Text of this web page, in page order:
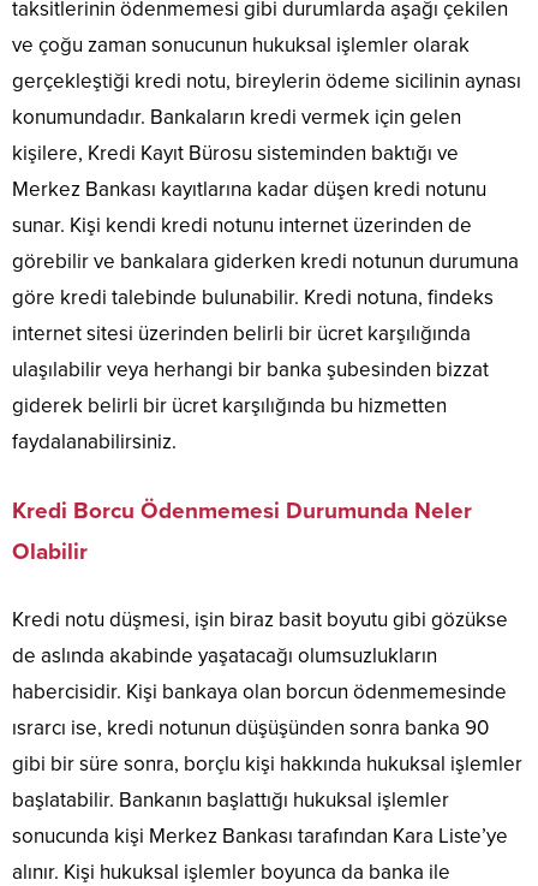
taksitlerinin ödenmemesi gibi durumlarda aşağı çekilen
ve çoğu zaman sonucunun hukuksal işlemler olarak
gerçekleştiği kredi notu, bireylerin ödeme sicilinin aynası
konumundadır. Bankaların kredi vermek için gelen
kişilere, Kredi Kayıt Bürosu sisteminden baktığı ve
Merkez Bankası kayıtlarına kadar düşen kredi notunu
sunar. Kişi kendi kredi notunu internet üzerinden de
görebilir ve bankalara giderken kredi notunun durumuna
göre kredi talebinde bulunabilir. Kredi notuna, findeks
internet sitesi üzerinden belirli bir ücret karşılığında
ulaşılabilir veya herhangi bir banka şubesinden bizzat
giderek belirli bir ücret karşılığında bu hizmetten
faydalanabilirsiniz.
Kredi Borcu Ödenmemesi Durumunda Neler
Olabilir
Kredi notu düşmesi, işin biraz basit boyutu gibi gözükse
de aslında akabinde yaşatacağı olumsuzlukların
habercisidir. Kişi bankaya olan borcun ödenmemesinde
ısrarcı ise, kredi notunun düşüşünden sonra banka 90
gibi bir süre sonra, borçlu kişi hakkında hukuksal işlemler
başlatabilir. Bankanın başlattığı hukuksal işlemler
sonucunda kişi Merkez Bankası tarafından Kara Liste’ye
alınır. Kişi hukuksal işlemler boyunca da banka ile